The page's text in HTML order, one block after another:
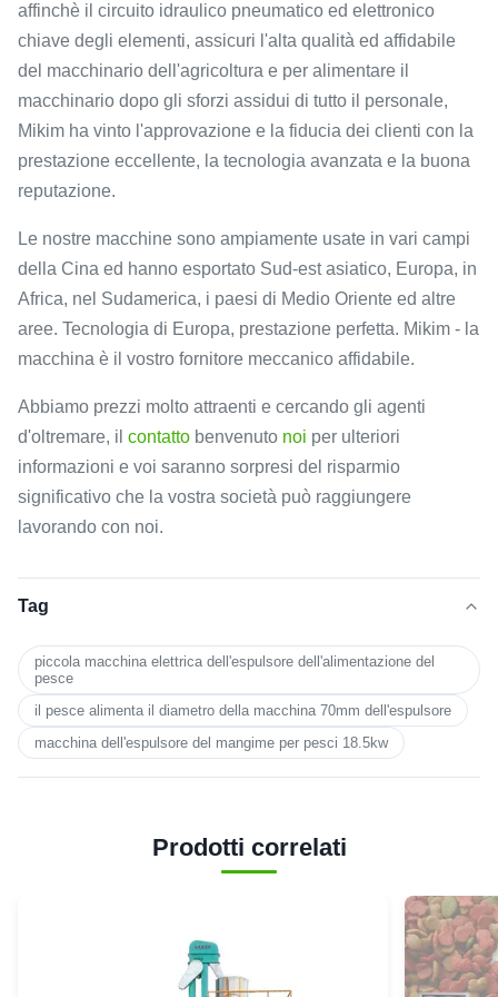
affinchè il circuito idraulico pneumatico ed elettronico
chiave degli elementi, assicuri l'alta qualità ed affidabile
del macchinario dell'agricoltura e per alimentare il
macchinario dopo gli sforzi assidui di tutto il personale,
Mikim ha vinto l'approvazione e la fiducia dei clienti con la
prestazione eccellente, la tecnologia avanzata e la buona
reputazione.
Le nostre macchine sono ampiamente usate in vari campi
della Cina ed hanno esportato Sud-est asiatico, Europa, in
Africa, nel Sudamerica, i paesi di Medio Oriente ed altre
aree. Tecnologia di Europa, prestazione perfetta. Mikim - la
macchina è il vostro fornitore meccanico affidabile.
Abbiamo prezzi molto attraenti e cercando gli agenti
d'oltremare, il contatto benvenuto noi per ulteriori
informazioni e voi saranno sorpresi del risparmio
significativo che la vostra società può raggiungere
lavorando con noi.
Tag
piccola macchina elettrica dell'espulsore dell'alimentazione del
pesce
il pesce alimenta il diametro della macchina 70mm dell'espulsore
macchina dell'espulsore del mangime per pesci 18.5kw
Prodotti correlati